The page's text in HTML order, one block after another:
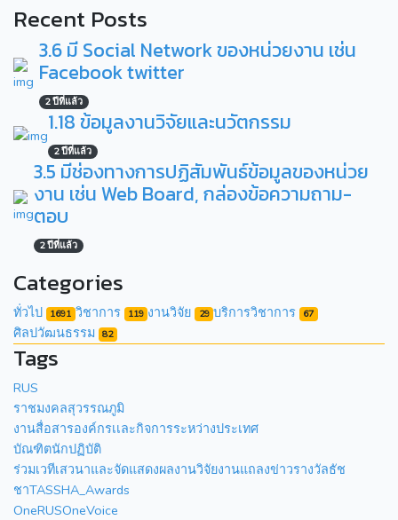
Recent Posts
3.6 มี Social Network ของหน่วยงาน เช่น
Facebook twitter
2 ปีที่แล้ว
1.18 ข้อมูลงานวิจัยและนวัตกรรม
2 ปีที่แล้ว
3.5 มีช่องทางการปฏิสัมพันธ์ข้อมูลของหน่วย
งาน เช่น Web Board, กล่องข้อความถาม-
ตอบ
2 ปีที่แล้ว
Categories
ทั่วไป 1691 วิชาการ 119 งานวิจัย 29 บริการวิชาการ 67
ศิลปวัฒนธรรม 82
Tags
RUS
ราชมงคลสุวรรณภูมิ
งานสื่อสารองค์กรเเละกิจการระหว่างประเทศ
บัณฑิตนักปฏิบัติ
ร่วมเวทีเสวนาและจัดแสดงผลงานวิจัยงานแถลงข่าวรางวัลธัช
ชาTASSHA_Awards
OneRUSOneVoice